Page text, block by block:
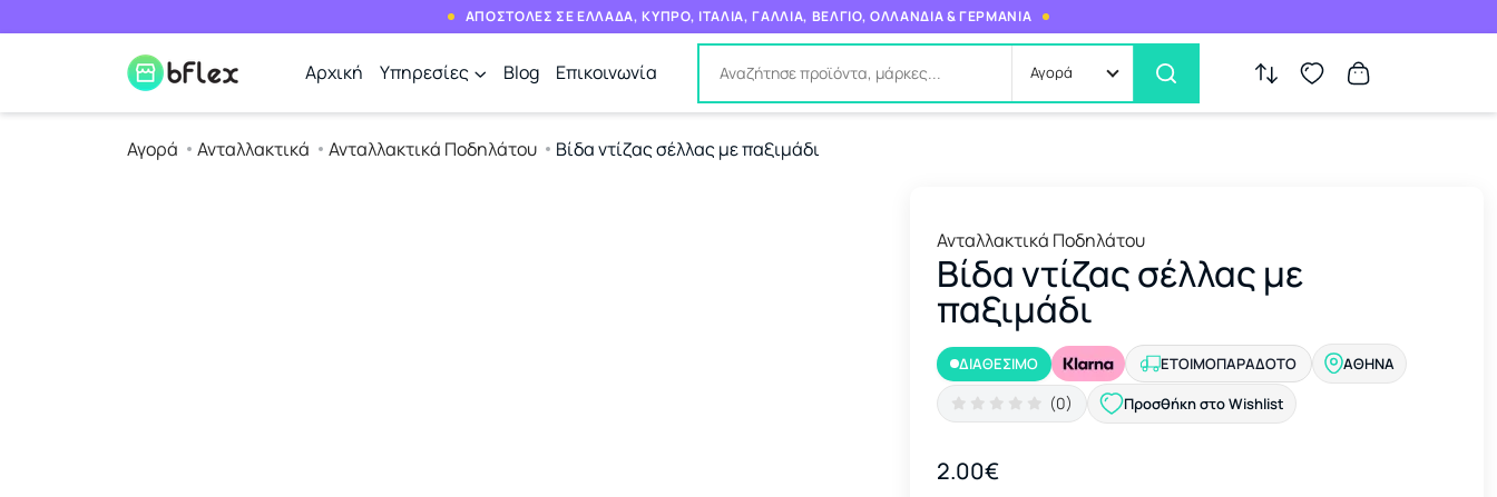
ΑΠΟΣΤΟΛΕΣ ΣΕ ΕΛΛΑΔΑ, ΚΥΠΡΟ, ΙΤΑΛΙΑ, ΓΑΛΛΙΑ, ΒΕΛΓΙΟ, ΟΛΛΑΝΔΙΑ & ΓΕΡΜΑΝΙΑ
Αρχική Υπηρεσίες Blog Επικοινωνία Αγορά
Αγορά Ανταλλακτικά Ανταλλακτικά Ποδηλάτου Βίδα ντίζας σέλλας με παξιμάδι
Ανταλλακτικά Ποδηλάτου
Βίδα ντίζας σέλλας με
παξιμάδι
ΔΙΑΘΕΣΙΜΟ ΕΤΟΙΜΟΠΑΡΆΔΟΤΟ ΑΘΉΝΑ
(0) Προσθήκη στο Wishlist
2.00€